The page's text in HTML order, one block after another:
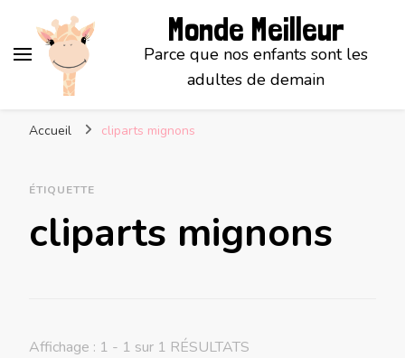
Monde Meilleur
Parce que nos enfants sont les
adultes de demain
Accueil cliparts mignons
ÉTIQUETTE
cliparts mignons
Affichage : 1 - 1 sur 1 RÉSULTATS